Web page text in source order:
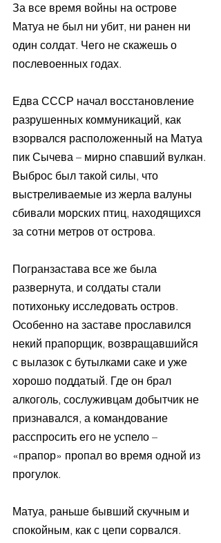
За все время войны на острове
Матуа не был ни убит, ни ранен ни
один солдат. Чего не скажешь о
послевоенных годах.
Едва СССР начал восстановление
разрушенных коммуникаций, как
взорвался расположенный на Матуа
пик Сычева – мирно спавший вулкан.
Выброс был такой силы, что
выстреливаемые из жерла валуны
сбивали морских птиц, находящихся
за сотни метров от острова.
Погранзастава все же была
развернута, и солдаты стали
потихоньку исследовать остров.
Особенно на заставе прославился
некий прапорщик, возвращавшийся
с вылазок с бутылками саке и уже
хорошо поддатый. Где он брал
алкоголь, сослуживцам добытчик не
признавался, а командование
расспросить его не успело –
«прапор» пропал во время одной из
прогулок.
Матуа, раньше бывший скучным и
спокойным, как с цепи сорвался.